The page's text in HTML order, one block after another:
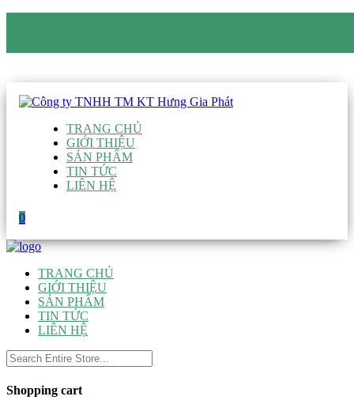
TRANG CHỦ
GIỚI THIỆU
SẢN PHẨM
TIN TỨC
LIÊN HỆ
0
TRANG CHỦ
GIỚI THIỆU
SẢN PHẨM
TIN TỨC
LIÊN HỆ
Shopping cart